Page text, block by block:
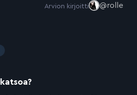
Arvion kirjoitti @rolle